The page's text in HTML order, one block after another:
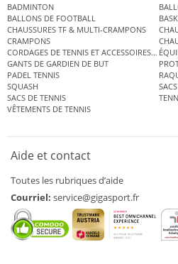
BADMINTON
BALLONS DE FOOTBALL
CHAUSSURES TF & MULTI-CRAMPONS
CRAMPONS
CORDAGES DE TENNIS ET ACCESSOIRES DE
GANTS DE GARDIEN DE BUT
PADEL TENNIS
SQUASH
SACS DE TENNIS
VÊTEMENTS DE TENNIS
Aide et contact
Toutes les rubriques d’aide
Courriel: service@gigasport.fr